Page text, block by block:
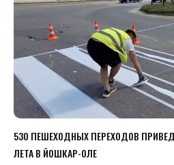
530 ПЕШЕХОДНЫХ ПЕРЕХОДОВ
ЛЕТА В ЙОШКАР-ОЛЕ